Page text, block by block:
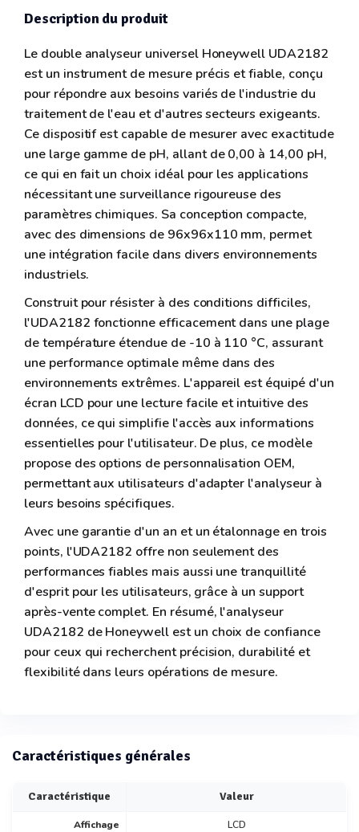
Description du produit
Le double analyseur universel Honeywell UDA2182
est un instrument de mesure précis et fiable, conçu
pour répondre aux besoins variés de l'industrie du
traitement de l'eau et d'autres secteurs exigeants.
Ce dispositif est capable de mesurer avec exactitude
une large gamme de pH, allant de 0,00 à 14,00 pH,
ce qui en fait un choix idéal pour les applications
nécessitant une surveillance rigoureuse des
paramètres chimiques. Sa conception compacte,
avec des dimensions de 96x96x110 mm, permet
une intégration facile dans divers environnements
industriels.
Construit pour résister à des conditions difficiles,
l'UDA2182 fonctionne efficacement dans une plage
de température étendue de -10 à 110 °C, assurant
une performance optimale même dans des
environnements extrêmes. L'appareil est équipé d'un
écran LCD pour une lecture facile et intuitive des
données, ce qui simplifie l'accès aux informations
essentielles pour l'utilisateur. De plus, ce modèle
propose des options de personnalisation OEM,
permettant aux utilisateurs d'adapter l'analyseur à
leurs besoins spécifiques.
Avec une garantie d'un an et un étalonnage en trois
points, l'UDA2182 offre non seulement des
performances fiables mais aussi une tranquillité
d'esprit pour les utilisateurs, grâce à un support
après-vente complet. En résumé, l'analyseur
UDA2182 de Honeywell est un choix de confiance
pour ceux qui recherchent précision, durabilité et
flexibilité dans leurs opérations de mesure.
Caractéristiques générales
Caractéristique Valeur
Affichage LCD